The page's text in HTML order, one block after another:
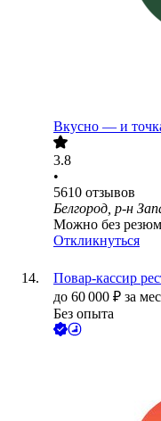
Вкусно — и
3.8
•
5610 отзывов
Белгород, р-н
Можно без
Откликнуться
Повар-кассир
до 60 000 ₽ за
Без опыта